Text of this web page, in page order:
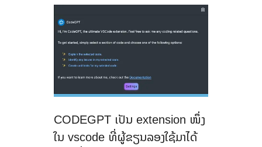
CODEGPT ເປັນ extension ໜຶ່ງ
ໃນ vscode ທີ່ຜູ້ຂຽນລອງໃຊ້ມາໄດ້